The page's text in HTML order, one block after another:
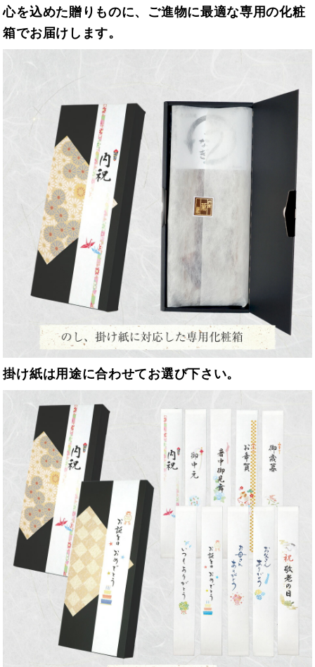
心を込めた贈りものに、ご進物に最適な専用の化粧
箱でお届けします。
掛け紙は用途に合わせてお選び下さい。